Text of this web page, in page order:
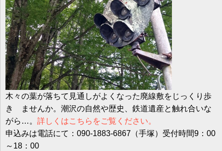
木々の葉が落ちて見通しがよくなった廃線敷をじっくり歩
き ませんか。潮沢の自然や歴史、鉄道遺産と触れ合いな
がら…。 詳しくはこちらをご覧ください。
申込みは電話にて：090-1883-6867（手塚）受付時間9：00
～18：00